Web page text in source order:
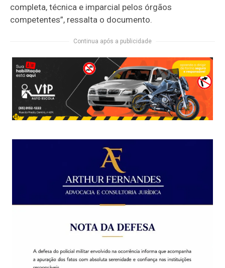
completa, técnica e imparcial pelos órgãos
competentes”, ressalta o documento.
Continua após a publicidade